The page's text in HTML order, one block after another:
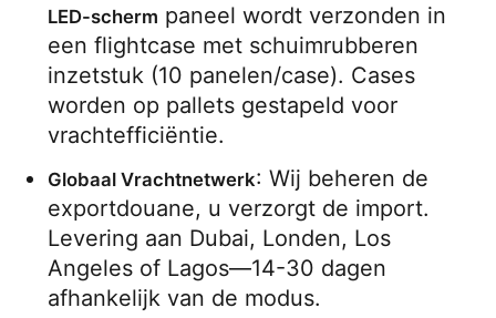
LED-scherm paneel wordt verzonden in
een flightcase met schuimrubberen
inzetstuk (10 panelen/case). Cases
worden op pallets gestapeld voor
vrachtefficiëntie.
Globaal Vrachtnetwerk: Wij beheren de
exportdouane, u verzorgt de import.
Levering aan Dubai, Londen, Los
Angeles of Lagos—14-30 dagen
afhankelijk van de modus.